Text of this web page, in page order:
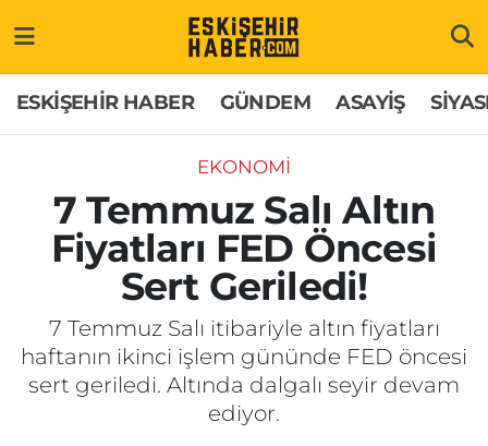
ESKİŞEHİR HABER GÜNDEM ASAYİŞ
EKONOMİ
7 Temmuz Salı Altın
Fiyatları FED Öncesi
Sert Geriledi!
7 Temmuz Salı itibariyle altın fiyatları
haftanın ikinci işlem gününde FED öncesi
sert geriledi. Altında dalgalı seyir devam
ediyor.
GÜNDEM
ASAYİŞ
SİYASET
EKONOMİ
SAĞLIK
Hakkımızda
İletişim
Künye
Odunpazarı Trafik Yoğunluk Haritası
Süper Lig Puan Durumu ve Fikstür
Tüm Manşetler
Son Dakika Haberleri
Haber Arşivi